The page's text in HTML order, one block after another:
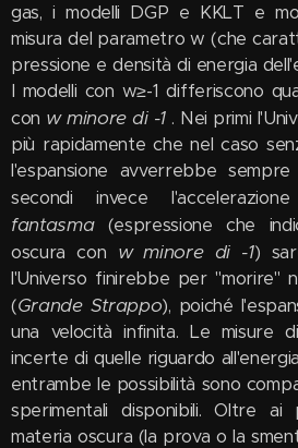
gas, i modelli DGP e KKLT e
misura del parametro w (che
pressione e densità di energia
I modelli con w≥-1 differiscono
con w minore di -1. Nei primi
più rapidamente che nel caso
l'espansione avverrebbe
secondi invece
fantasma(espressione che
oscura con w minore di -1)
l'Universo finirebbe per "morire"
(Grande Strappo), poiché
una velocità infinita. Le misure
incerte di quelle riguardo
entrambe le possibilità sono
sperimentali disponibili. Oltre ai
materia oscura (la prova o la